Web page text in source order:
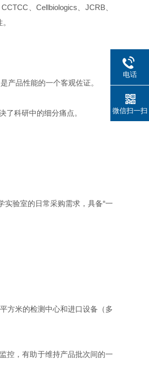
、Cellbiologics、JCRB、
产品性能的一个客观佐证。
科研中的细分痛点。
验室的日常采购需求，具备“一
方米的检测中心和进口设备（多
控，有助于维持产品批次间的一
电话
微信扫一扫